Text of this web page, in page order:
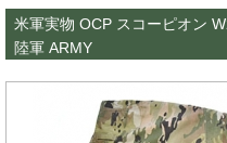
米軍実物 OCP スコーピオン
陸軍 ARMY